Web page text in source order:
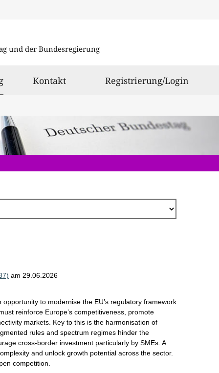
und der Bundesregierung
ausgewählt
Kontakt Registrierung/Login
am 29.06.2026
to modernise the EU’s regulatory framework
reinforce Europe’s competitiveness, promote
markets. Key to this is the harmonisation of
rules and spectrum regimes hinder the
cross-border investment particularly by SMEs. A
and unlock growth potential across the sector.
competition.